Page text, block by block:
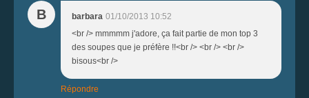
B barbara 01/10/2013 10:52
<br /> mmmmm j'adore, ça fait partie de mon top 3
des soupes que je préfère !!<br /> <br /> <br />
bisous<br />
Répondre